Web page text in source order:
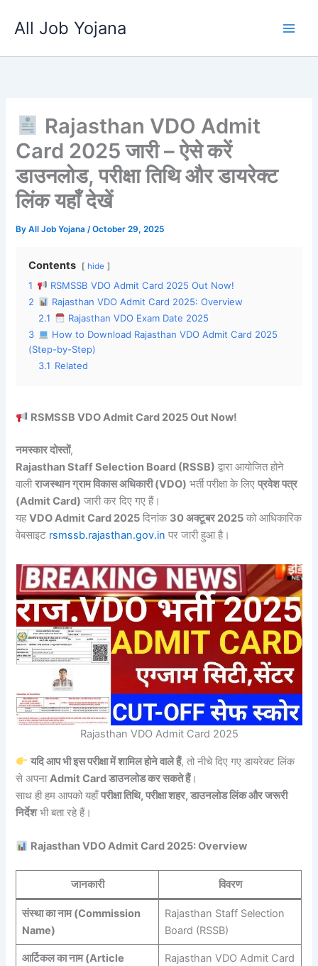
All Job Yojana
Rajasthan VDO Admit
Card 2025 जारी – ऐसे करें
डाउनलोड, परीक्षा तिथि और डायरेक्ट
लिंक यहाँ देखें
ByAll Job Yojana/October 29, 2025
Contents hide
1
RSMSSB VDO Admit Card 2025 Out Now!
2
Rajasthan VDO Admit Card 2025: Overview
2.1
Rajasthan VDO Exam Date 2025
3
How to Download Rajasthan VDO Admit Card 2025
(Step-by-Step)
3.1 Related
RSMSSB VDO Admit Card 2025 Out Now!
नमस्कार दोस्तों,
Rajasthan Staff Selection Board (RSSB) द्वारा आयोजित होने
वालीराजस्थान ग्राम विकास अधिकारी (VDO) भर्ती परीक्षा के लिएप्रवेश पत्र
(Admit Card) जारी कर दिए गए हैं।
यहVDO Admit Card 2025 दिनांक 30 अक्टूबर 2025 को आधिकारिक
वेबसाइट rsmssb.rajasthan.gov.in पर जारी हुआ है।
Rajasthan VDO Admit Card 2025
यदि आप भी इस परीक्षा में शामिल होने वाले हैं, तो नीचे दिए गए डायरेक्ट लिंक
से अपनाAdmit Card डाउनलोड कर सकते हैं।
साथ ही हम आपको यहाँपरीक्षा तिथि, परीक्षा शहर, डाउनलोड लिंक और जरूरी
निर्देशभी बता रहे हैं।
Rajasthan VDO Admit Card 2025: Overview
जानकारी विवरण
संस्था का नाम (Commission
Name)
Rajasthan Staff Selection
Board (RSSB)
आर्टिकल का नाम (Article
Rajasthan VDO Admit Card